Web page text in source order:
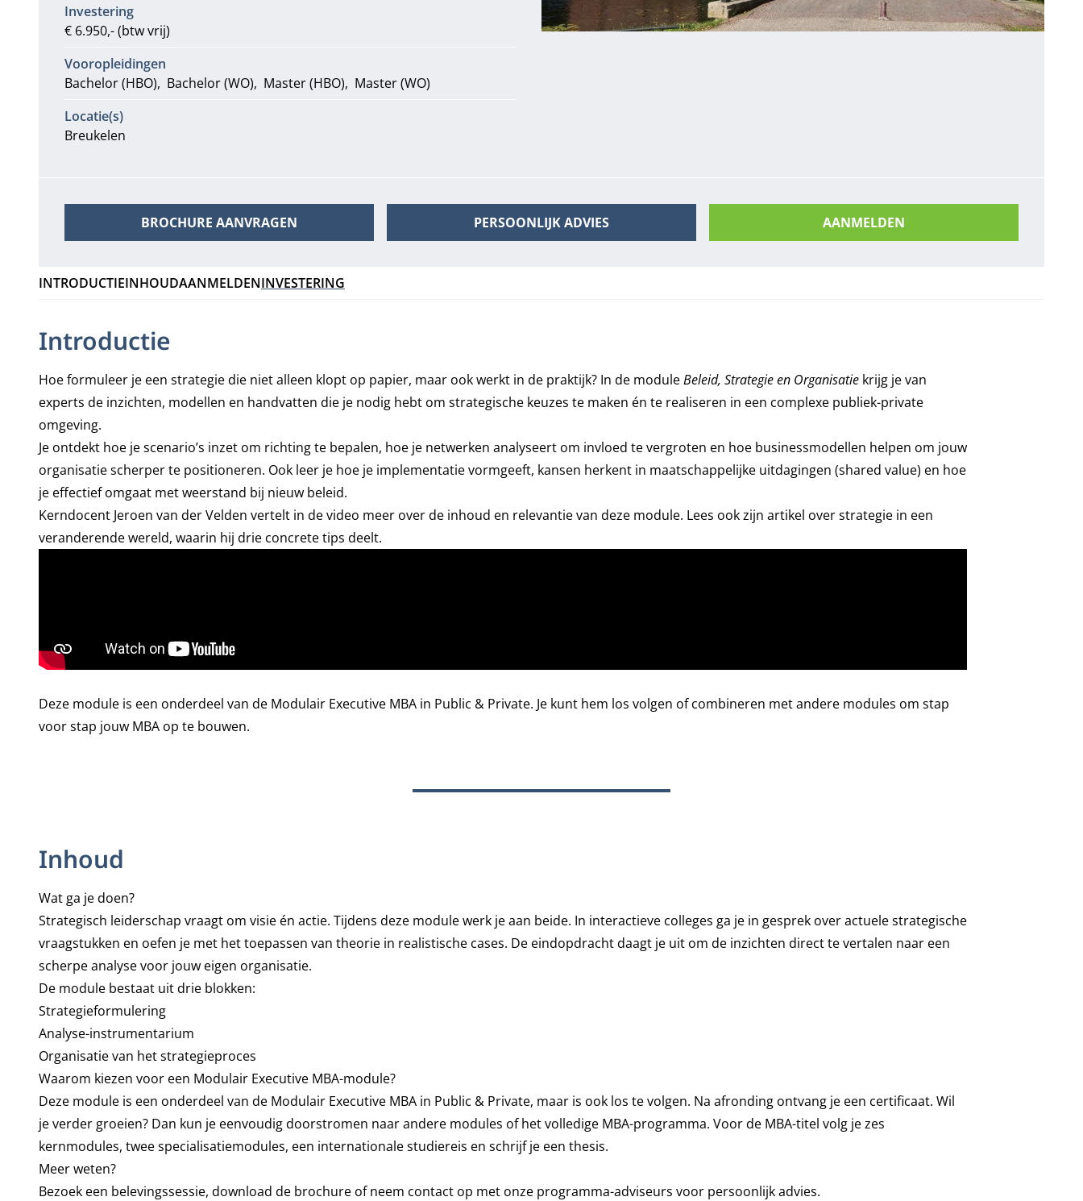
Investering
€ 6.950,- (btw vrij)
Vooropleidingen
Bachelor (HBO)
Bachelor (WO) Master (HBO)
Master (WO)
Locatie(s)
Breukelen
BROCHURE AANVRAGEN PERSOONLIJK ADVIES AANMELDEN
INTRODUCTIEINHOUDAANMELDENINVESTERING
Introductie
Hoe formuleer je een strategie die niet alleen klopt op papier, maar ook werkt in de praktijk? In de moduleBeleid, Strategie en Organisatie krijg je van
experts de inzichten, modellen en handvatten die je nodig hebt om strategische keuzes te maken én te realiseren in een complexe publiek-private
omgeving.
Je ontdekt hoe je scenario’s inzet om richting te bepalen, hoe je netwerken analyseert om invloed te vergroten en hoe businessmodellen helpen om jouw
organisatie scherper te positioneren. Ook leer je hoe je implementatie vormgeeft, kansen herkent in maatschappelijke uitdagingen (shared value) en hoe
je effectief omgaat met weerstand bij nieuw beleid.
Kerndocent Jeroen van der Velden vertelt in de video meer over de inhoud en relevantie van deze module. Lees ook zijn artikel over strategie in een
veranderende wereld, waarin hij drie concrete tips deelt.
Deze module is een onderdeel van de Modulair Executive MBA in Public & Private. Je kunt hem los volgen of combineren met andere modules om stap
voor stap jouw MBA op te bouwen.
Inhoud
Wat ga je doen?
Strategisch leiderschap vraagt om visie én actie. Tijdens deze module werk je aan beide. In interactieve colleges ga je in gesprek over actuele strategische
vraagstukken en oefen je met het toepassen van theorie in realistische cases. De eindopdracht daagt je uit om de inzichten direct te vertalen naar een
scherpe analyse voor jouw eigen organisatie.
De module bestaat uit drie blokken:
Strategieformulering
Analyse-instrumentarium
Organisatie van het strategieproces
Waarom kiezen voor een Modulair Executive MBA-module?
Deze module is een onderdeel van de Modulair Executive MBA in Public & Private, maar is ook los te volgen. Na afronding ontvang je een certificaat. Wil
je verder groeien? Dan kun je eenvoudig doorstromen naar andere modules of het volledige MBA-programma. Voor de MBA-titel volg je zes
kernmodules, twee specialisatiemodules, een internationale studiereis en schrijf je een thesis.
Meer weten?
Bezoek een belevingssessie, download de brochure of neem contact op met onze programma-adviseurs voor persoonlijk advies.